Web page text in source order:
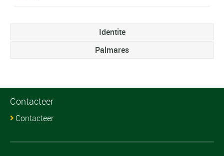
Identite
Palmares
Contacteer
Contacteer